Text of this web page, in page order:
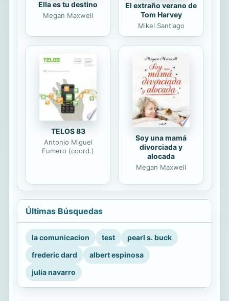
Ella es tu destino
Megan Maxwell
El extraño verano de
Tom Harvey
Mikel Santiago
TELOS 83
Antonio Miguel
Fumero (coord.)
Soy una mamá
divorciada y
alocada
Megan Maxwell
Últimas Búsquedas
la comunicacion test
pearl s. buck
frederic dard
albert espinosa
julia navarro